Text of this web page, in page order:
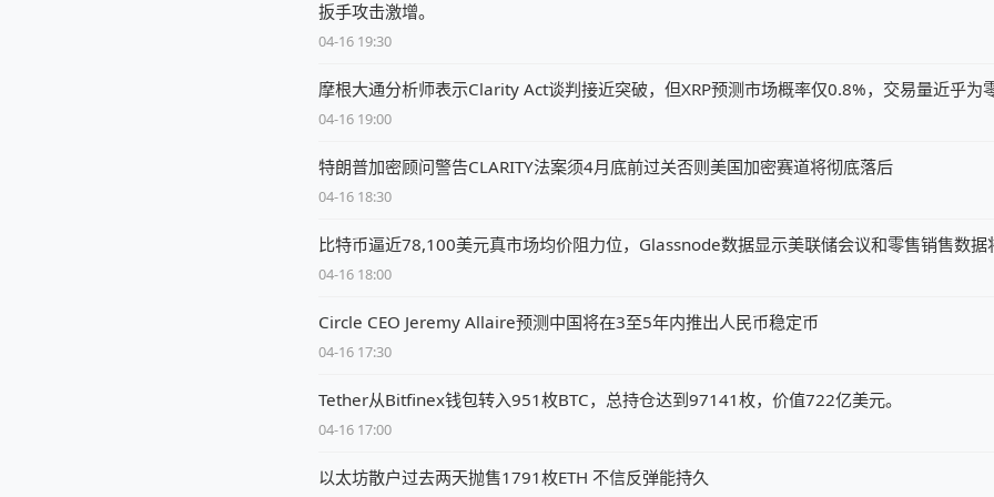
扳手攻击激增。
04-16 19:30
摩根大通分析师表示Clarity Act谈判接近突破，但XRP预测市场概率仅0.8%，交易量近乎为零
04-16 19:00
特朗普加密顾问警告CLARITY法案须4月底前过关否则美国加密赛道将彻底落后
04-16 18:30
比特币逼近78,100美元真市场均价阻力位，Glassnode数据显示美联储会议和零售销售数据
04-16 18:00
Circle CEO Jeremy Allaire预测中国将在3至5年内推出人民币稳定币
04-16 17:30
Tether从Bitfinex钱包转入951枚BTC，总持仓达到97141枚，价值722亿美元。
04-16 17:00
以太坊散户过去两天抛售1791枚ETH 不信反弹能持久